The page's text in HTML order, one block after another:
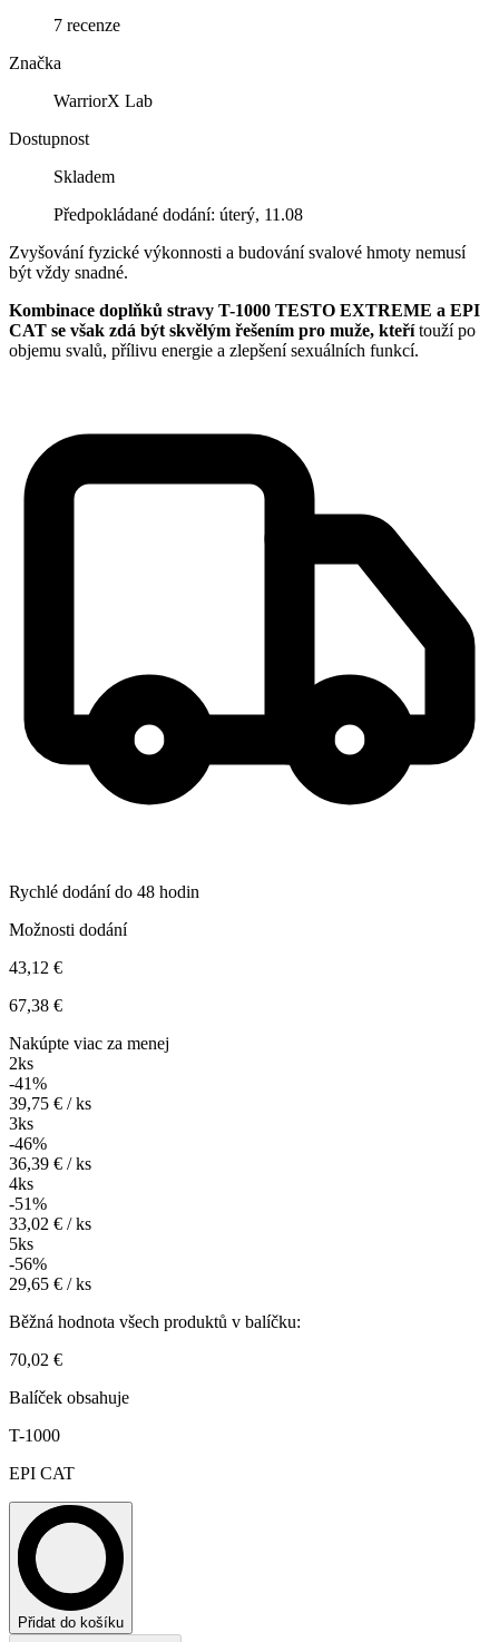
7 recenze
Značka
WarriorX Lab
Dostupnost
Skladem
Předpokládané dodání: úterý, 11.08
Zvyšování fyzické výkonnosti a budování svalové hmoty nemusí
být vždy snadné.
Kombinace doplňků stravy T-1000 TESTO EXTREME a EPI
CAT se však zdá být skvělým řešením pro muže, kteřítouží po
objemu svalů, přílivu energie a zlepšení sexuálních funkcí.
Rychlé dodání do 48 hodin
Možnosti dodání
43,12 €
67,38 €
Nakúpte viac za menej
2ks
-41%
39,75 € / ks
3ks
-46%
36,39 € / ks
4ks
-51%
33,02 € / ks
5ks
-56%
29,65 € / ks
Běžná hodnota všech produktů v balíčku:
70,02 €
Balíček obsahuje
T-1000
EPI CAT
Přidat do košíku